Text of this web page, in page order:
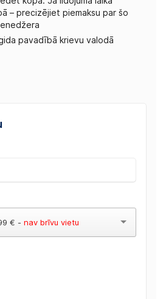
– precizējiet piemaksu par šo
pavadībā krievu valodā
€ - nav brīvu vietu